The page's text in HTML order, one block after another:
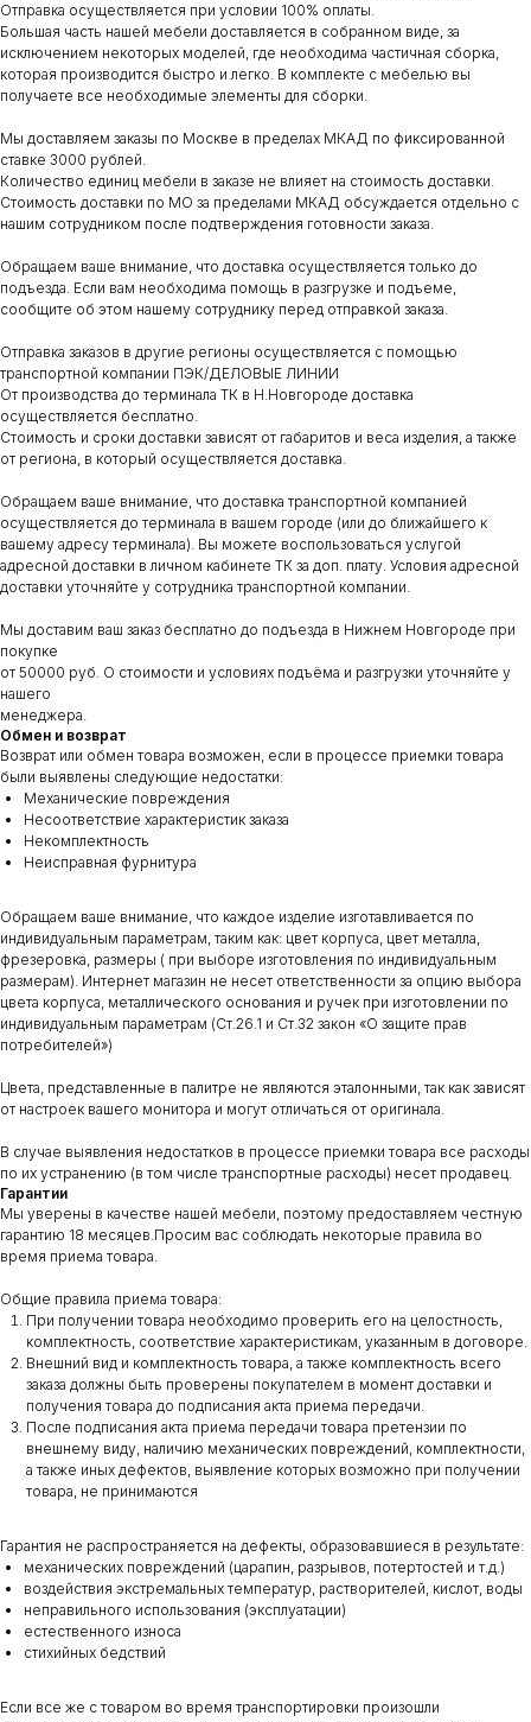
Отправка осуществляется при условии 100% оплаты.
Большая часть нашей мебели доставляется в собранном виде, за
исключением некоторых моделей, где необходима частичная сборка,
которая производится быстро и легко. В комплекте с мебелью вы
получаете все необходимые элементы для сборки.
Мы доставляем заказы по Москве в пределах МКАД по фиксированной
ставке 3000 рублей.
Количество единиц мебели в заказе не влияет на стоимость доставки.
Стоимость доставки по МО за пределами МКАД обсуждается отдельно с
нашим сотрудником после подтверждения готовности заказа.
Обращаем ваше внимание, что доставка осуществляется только до
подъезда. Если вам необходима помощь в разгрузке и подъеме,
сообщите об этом нашему сотруднику перед отправкой заказа.
Отправка заказов в другие регионы осуществляется с помощью
транспортной компании ПЭК/ДЕЛОВЫЕ ЛИНИИ
От производства до терминала ТК в Н.Новгороде доставка
осуществляется бесплатно.
Стоимость и сроки доставки зависят от габаритов и веса изделия, а также
от региона, в который осуществляется доставка.
Обращаем ваше внимание, что доставка транспортной компанией
осуществляется до терминала в вашем городе (или до ближайшего к
вашему адресу терминала). Вы можете воспользоваться услугой
адресной доставки в личном кабинете ТК за доп. плату. Условия адресной
доставки уточняйте у сотрудника транспортной компании.
Мы доставим ваш заказ бесплатно до подъезда в Нижнем Новгороде при
покупке
от 50000 руб. О стоимости и условиях подъёма и разгрузки уточняйте у
нашего
менеджера.
Обмен и возврат
Возврат или обмен товара возможен, если в процессе приемки товара
были выявлены следующие недостатки:
Механические повреждения
Несоответствие характеристик заказа
Некомплектность
Неисправная фурнитура
Обращаем ваше внимание, что каждое изделие изготавливается по
индивидуальным параметрам, таким как: цвет корпуса, цвет металла,
фрезеровка, размеры ( при выборе изготовления по индивидуальным
размерам). Интернет магазин не несет ответственности за опцию выбора
цвета корпуса, металлического основания и ручек при изготовлении по
индивидуальным параметрам (Ст.26.1 и Ст.32 закон «О защите прав
потребителей»)
Цвета, представленные в палитре не являются эталонными, так как зависят
от настроек вашего монитора и могут отличаться от оригинала.
В случае выявления недостатков в процессе приемки товара все расходы
по их устранению (в том числе транспортные расходы) несет продавец.
Гарантии
Мы уверены в качестве нашей мебели, поэтому предоставляем честную
гарантию 18 месяцев.Просим вас соблюдать некоторые правила во
время приема товара.
Общие правила приема товара:
При получении товара необходимо проверить его на целостность,
комплектность, соответствие характеристикам, указанным в договоре.
Внешний вид и комплектность товара, а также комплектность всего
заказа должны быть проверены покупателем в момент доставки и
получения товара до подписания акта приема передачи.
После подписания акта приема передачи товара претензии по
внешнему виду, наличию механических повреждений, комплектности,
а также иных дефектов, выявление которых возможно при получении
товара, не принимаются
Гарантия не распространяется на дефекты, образовавшиеся в результате:
механических повреждений (царапин, разрывов, потертостей и т.д.)
воздействия экстремальных температур, растворителей, кислот, воды
неправильного использования (эксплуатации)
естественного износа
стихийных бедствий
Если все же с товаром во время транспортировки произошли